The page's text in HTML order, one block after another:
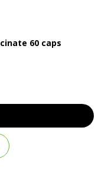
60 caps